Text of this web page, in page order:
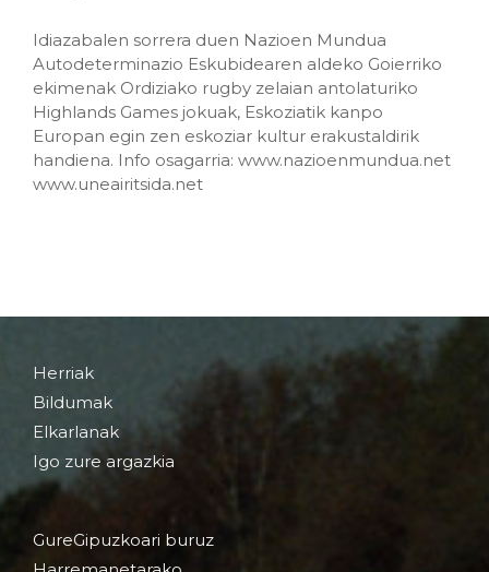
Idiazabalen sorrera duen Nazioen Mundua
Autodeterminazio Eskubidearen aldeko Goierriko
ekimenak Ordiziako rugby zelaian antolaturiko
Highlands Games jokuak, Eskoziatik kanpo
Europan egin zen eskoziar kultur erakustaldirik
handiena. Info osagarria: www.nazioenmundua.net
www.uneairitsida.net
Herriak
Bildumak
Elkarlanak
Igo zure argazkia
GureGipuzkoari buruz